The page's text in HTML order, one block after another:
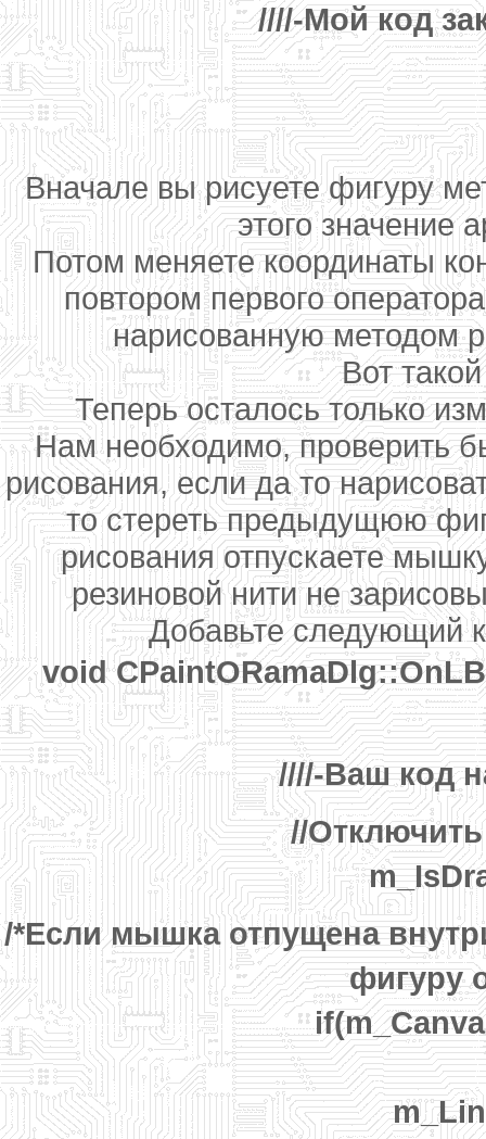
////-Мой код
Вначале вы рисуете фигуру
этого значение
Потом меняете координаты
повтором первого
нарисованную методом
Вот
Теперь осталось только
Нам необходимо, проверить
рисования, если да то
то стереть предыдущюю
рисования отпускаете
резиновой нити не
Добавьте следующий
void
////-Ваш код
//
/*Если мышка отпущена
фигуру